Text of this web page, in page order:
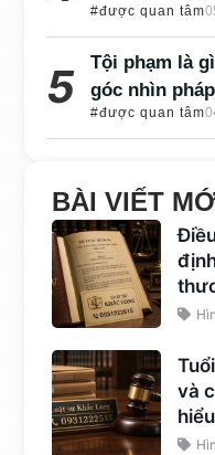
#được quan tâm
Tội phạm là
góc nhìn
#được quan tâm
BÀI VIẾT
và